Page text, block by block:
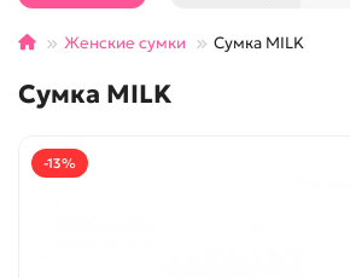
Женские сумки Сумка MILK
Сумка MILK
-13%